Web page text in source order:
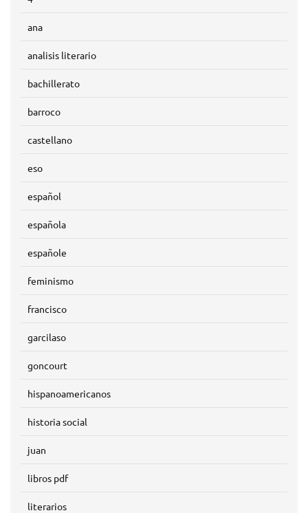
ana
analisis literario
bachillerato
barroco
castellano
eso
español
española
españole
feminismo
francisco
garcilaso
goncourt
hispanoamericanos
historia social
juan
libros pdf
literarios